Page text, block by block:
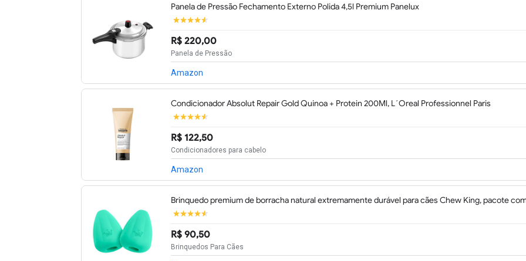
Panela de Pressão Fechamento Externo Polida 4,5l Premium Panelux
R$ 220,00
Panela de Pressão
Amazon
Condicionador Absolut Repair Gold Quinoa + Protein 200Ml, L´Oreal Professionnel Paris
R$ 122,50
Condicionadores para cabelo
Amazon
Brinquedo premium de borracha natural extremamente durável para cães Chew King, pacote
R$ 90,50
Brinquedos Para Cães